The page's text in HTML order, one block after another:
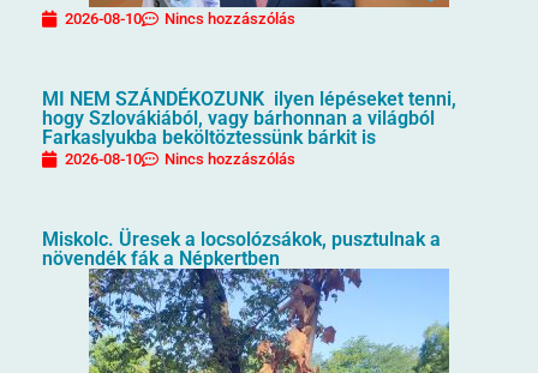
2026-08-10 Nincs hozzászólás
MI NEM SZÁNDÉKOZUNK ilyen lépéseket tenni,
hogy Szlovákiából, vagy bárhonnan a világból
Farkaslyukba beköltöztessünk bárkit is
2026-08-10 Nincs hozzászólás
Miskolc. Üresek a locsolózsákok, pusztulnak a
növendék fák a Népkertben